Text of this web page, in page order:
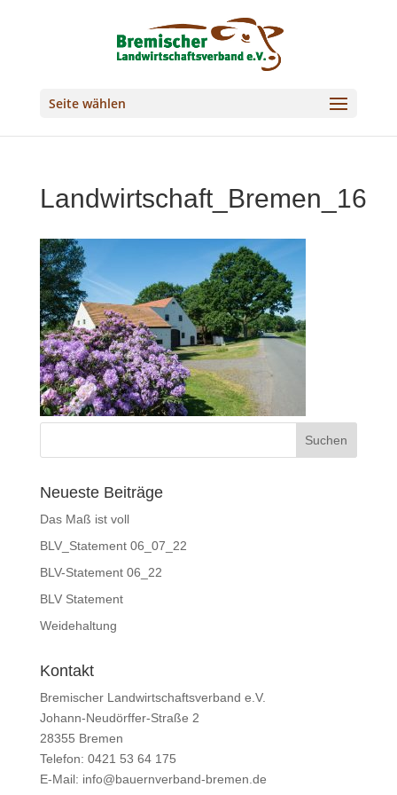
Seite wählen
Landwirtschaft_Bremen_16
Neueste Beiträge
Das Maß ist voll
BLV_Statement 06_07_22
BLV-Statement 06_22
BLV Statement
Weidehaltung
Kontakt
Bremischer Landwirtschaftsverband e.V.
Johann-Neudörffer-Straße 2
28355 Bremen
Telefon: 0421 53 64 175
E-Mail: info@bauernverband-bremen.de